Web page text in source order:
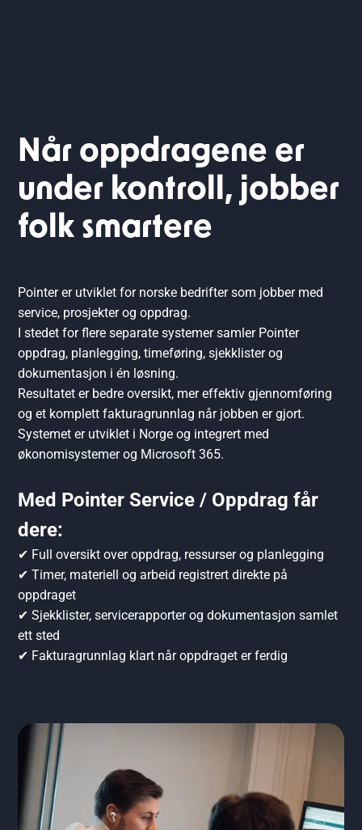
Når oppdragene er
under kontroll, jobber
folk smartere
Pointer er utviklet for norske bedrifter som jobber med
service, prosjekter og oppdrag.
I stedet for flere separate systemer samler Pointer
oppdrag, planlegging, timeføring, sjekklister og
dokumentasjon i én løsning.
Resultatet er bedre oversikt, mer effektiv gjennomføring
og et komplett fakturagrunnlag når jobben er gjort.
Systemet er utviklet i Norge og integrert med
økonomisystemer og Microsoft 365.
Med Pointer Service / Oppdrag får
dere:
✔ Full oversikt over oppdrag, ressurser og planlegging
✔ Timer, materiell og arbeid registrert direkte på
oppdraget
✔ Sjekklister, servicerapporter og dokumentasjon samlet
ett sted
✔ Fakturagrunnlag klart når oppdraget er ferdig